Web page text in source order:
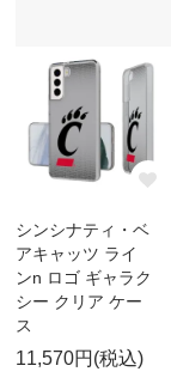
シンシナティ・ベ
アキャッツ ライ
ンn ロゴ ギャラク
シー クリア ケー
ス
11,570円(税込)